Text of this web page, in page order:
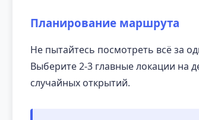
Планирование маршрута
Не пытайтесь посмотреть всё за
Выберите 2-3 главные локации на
случайных открытий.